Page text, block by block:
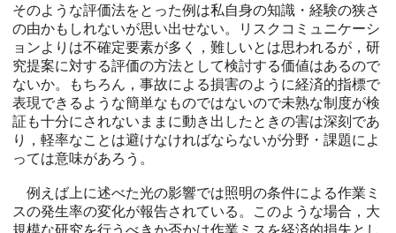
そのような評価法をとった例は私自身の知識・経験の狭さ
の由かもしれないが思い出せない。リスクコミュニケーシ
ョンよりは不確定要素が多く，難しいとは思われるが，研
究提案に対する評価の方法として検討する価値はあるので
ないか。もちろん，事故による損害のように経済的指標で
表現できるような簡単なものではないので未熟な制度が検
証も十分にされないままに動き出したときの害は深刻であ
り，軽率なことは避けなければならないが分野・課題によ
っては意味があろう。
例えば上に述べた光の影響では照明の条件による作業ミ
スの発生率の変化が報告されている。このような場合，大
規模な研究を行うべきか否かは作業ミスを経済的損失とし